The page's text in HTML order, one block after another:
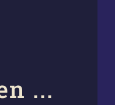
...